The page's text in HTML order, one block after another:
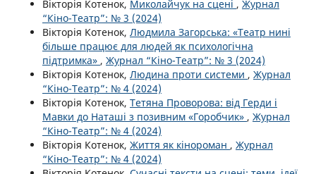
Вікторія Котенок, Миколайчук на сцені , Журнал
“Кіно-Театр”: № 3 (2024)
Вікторія Котенок, Людмила Загорська: «Театр нині
більше працює для людей як психологічна
підтримка» , Журнал “Кіно-Театр”: № 3 (2024)
Вікторія Котенок, Людина проти системи , Журнал
“Кіно-Театр”: № 4 (2024)
Вікторія Котенок, Тетяна Проворова: від Герди і
Мавки до Наташі з позивним «Горобчик» , Журнал
“Кіно-Театр”: № 4 (2024)
Вікторія Котенок, Життя як кінороман , Журнал
“Кіно-Театр”: № 4 (2024)